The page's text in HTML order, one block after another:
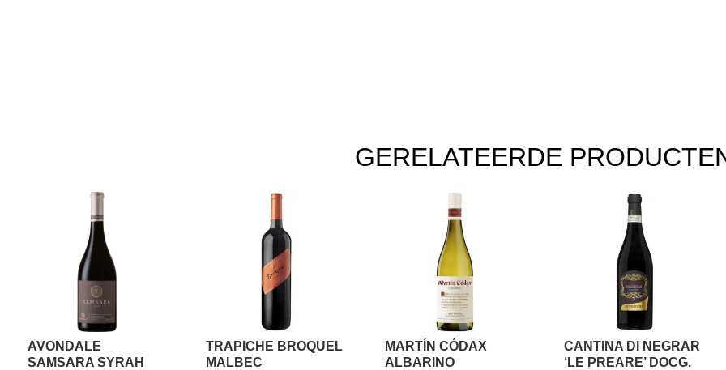
GERELATEERDE
AVONDALE
SAMSARA SYRAH
TRAPICHE BROQUEL
MALBEC
MARTÍN CÓDAX
ALBARINO
CANTINA DI NEGRAR
‘LE PREARE’ DOCG.